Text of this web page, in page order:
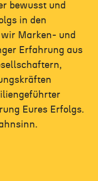
bewusst und
in den
Marken- und
Erfahrung aus
Eures Erfolgs.